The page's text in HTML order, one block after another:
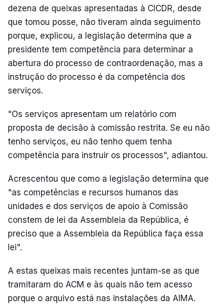
dezena de queixas apresentadas à CICDR, desde
que tomou posse, não tiveram ainda seguimento
porque, explicou, a legislação determina que a
presidente tem competência para determinar a
abertura do processo de contraordenação, mas a
instrução do processo é da competência dos
serviços.
"Os serviços apresentam um relatório com
proposta de decisão à comissão restrita. Se eu não
tenho serviços, eu não tenho quem tenha
competência para instruir os processos", adiantou.
Acrescentou que como a legislação determina que
"as competências e recursos humanos das
unidades e dos serviços de apoio à Comissão
constem de lei da Assembleia da República, é
preciso que a Assembleia da República faça essa
lei".
A estas queixas mais recentes juntam-se as que
tramitaram do ACM e às quais não tem acesso
porque o arquivo está nas instalações da AIMA.